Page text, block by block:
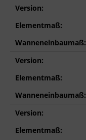
Version:
Elementmaß:
Wanneneinbaumaß:
Version:
Elementmaß:
Wanneneinbaumaß:
Version:
Elementmaß: